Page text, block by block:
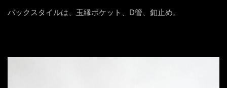
バックスタイルは、玉縁ポケット、D管、釦止め。